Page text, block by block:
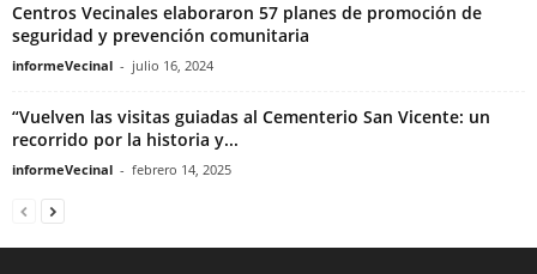
Centros Vecinales elaboraron 57 planes de promoción de
seguridad y prevención comunitaria
informeVecinal - julio 16, 2024
“Vuelven las visitas guiadas al Cementerio San Vicente: un
recorrido por la historia y...
informeVecinal - febrero 14, 2025